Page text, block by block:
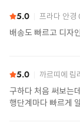
5.0 프라다 안경
배송도 빠르고 디자
5.0 까르띠에 림리스
구하다 처음 써보는
행단계마다 빠르게